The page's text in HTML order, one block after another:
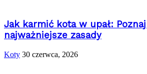
Jak karmić kota w upał:
najważniejsze zasady
Koty 30 czerwca, 2026